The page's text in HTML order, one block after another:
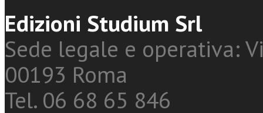
Edizioni Studium Srl
Sede legale e operativa:
00193 Roma
Tel. 06 68 65 846